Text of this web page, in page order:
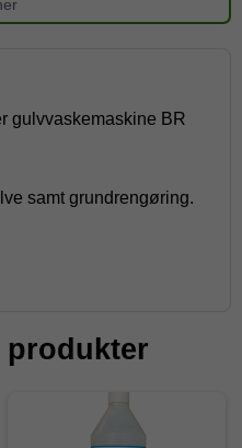
gulvvaskemaskine BR
samt grundrengøring.
produkter